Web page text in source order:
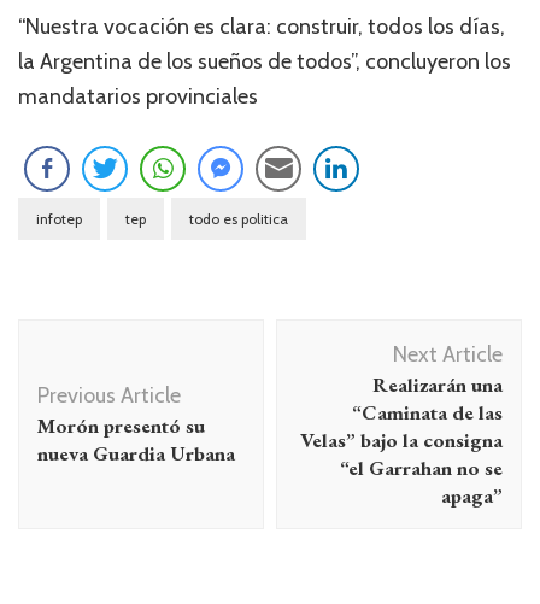
“Nuestra vocación es clara: construir, todos los días,
la Argentina de los sueños de todos”, concluyeron los
mandatarios provinciales
infotep tep todo es politica
entradas
Previous Article
Morón presentó su
nueva Guardia Urbana
Next Article
Realizarán una
“Caminata de las
Velas” bajo la consigna
“el Garrahan no se
apaga”